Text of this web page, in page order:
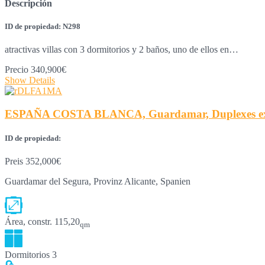
Descripción
ID de propiedad: N298
atractivas villas con 3 dormitorios y 2 baños, uno de ellos en…
Precio 340,900€
Show Details
ESPAÑA COSTA BLANCA, Guardamar, Duplexes
ID de propiedad:
Preis 352,000€
Guardamar del Segura, Provinz Alicante, Spanien
Área, constr. 115,20qm
Dormitorios 3